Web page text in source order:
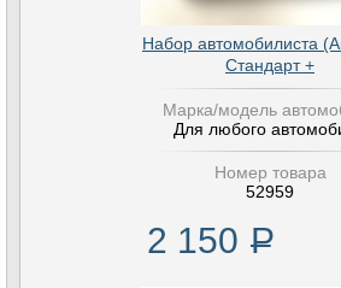
Набор автомобилиста
Стандарт +
Марка/модель
Для любого
Номер товара
52959
2 150 Р